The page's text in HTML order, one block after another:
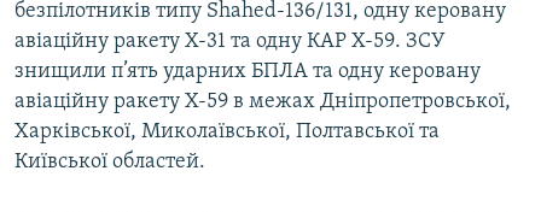
безпілотників типу Shahed-136/131, одну керовану
авіаційну ракету Х-31 та одну КАР Х-59. ЗСУ
знищили п’ять ударних БПЛА та одну керовану
авіаційну ракету Х-59 в межах Дніпропетровської,
Харківської, Миколаївської, Полтавської та
Київської областей.